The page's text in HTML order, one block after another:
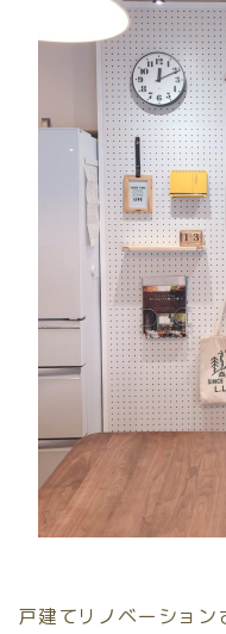
戸建てリノベーション